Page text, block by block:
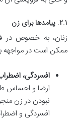
۲.۱. پیامدها برای زن
زنان، به خصوص در
ممکن است در مواجهه
افسردگی،
ارضا و احساس
نبودن در زن
افسردگی و